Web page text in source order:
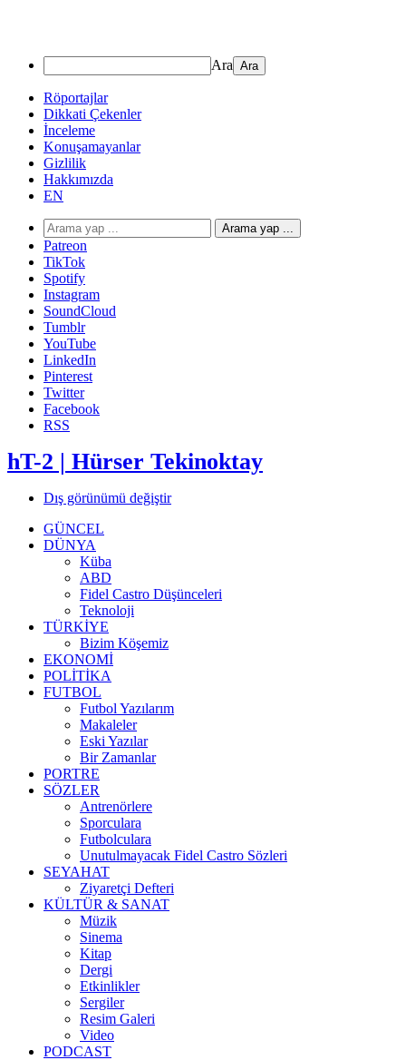
Ara
Röportajlar
Dikkati Çekenler
İnceleme
Konuşamayanlar
Gizlilik
Hakkımızda
EN
Arama yap ...
Patreon
TikTok
Spotify
Instagram
SoundCloud
Tumblr
YouTube
LinkedIn
Pinterest
Twitter
Facebook
RSS
hT-2 | Hürser Tekinoktay
Dış görünümü değiştir
GÜNCEL
DÜNYA
Küba
ABD
Fidel Castro Düşünceleri
Teknoloji
TÜRKİYE
Bizim Köşemiz
EKONOMİ
POLİTİKA
FUTBOL
Futbol Yazılarım
Makaleler
Eski Yazılar
Bir Zamanlar
PORTRE
SÖZLER
Antrenörlere
Sporculara
Futbolculara
Unutulmayacak Fidel Castro Sözleri
SEYAHAT
Ziyaretçi Defteri
KÜLTÜR & SANAT
Müzik
Sinema
Kitap
Dergi
Etkinlikler
Sergiler
Resim Galeri
Video
PODCAST